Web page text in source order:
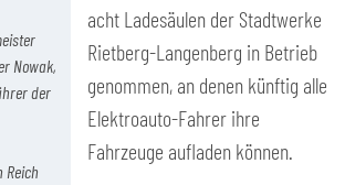
Nowak,
der
Reich
acht Ladesäulen der Stadtwerke
Rietberg-Langenberg in Betrieb
genommen, an denen künftig alle
Elektroauto-Fahrer ihre
Fahrzeuge aufladen können.